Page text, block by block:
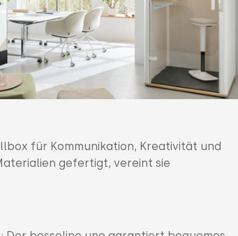
für Kommunikation, Kreativität und
gefertigt, vereint sie